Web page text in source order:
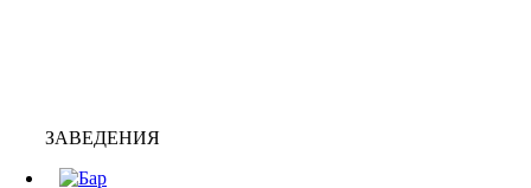
ЗАВЕДЕНИЯ